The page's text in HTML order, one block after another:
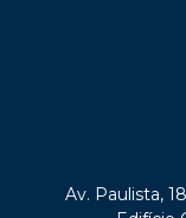
Av. Paulista,